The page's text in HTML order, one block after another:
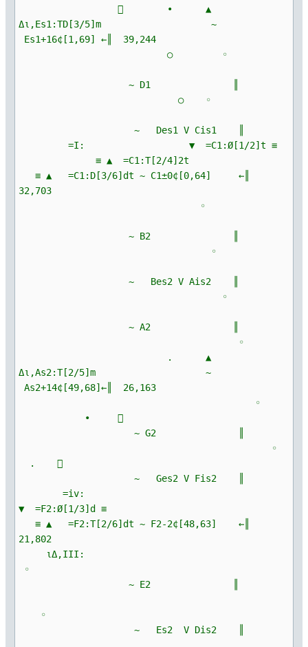
 ∙ ▲
Δι,Es1:TD[3/5]m ~
Es1+16¢[1,69] ←║ 39,244
○ ◦
~ D1 ║
○ ◦
~ Des1 V Cis1 ║
=I: ▼ =C1:Ø[1/2]t ≡
≡ ▲ =C1:T[2/4]2t
≡ ▲ =C1:D[3/6]dt ~ C1±0¢[0,64] ←║
32,703
◦
~ B2 ║
◦
~ Bes2 V Ais2 ║
◦
~ A2 ║
◦
. ▲
Δι,As2:T[2/5]m ~
As2+14¢[49,68]←║ 26,163
◦
∙ 
~ G2 ║
◦
. 
~ Ges2 V Fis2 ║
=iv:
▼ =F2:Ø[1/3]d ≡
≡ ▲ =F2:T[2/6]dt ~ F2-2¢[48,63] ←║
21,802
ιΔ,III:
◦
~ E2 ║
◦
~ Es2 V Dis2 ║